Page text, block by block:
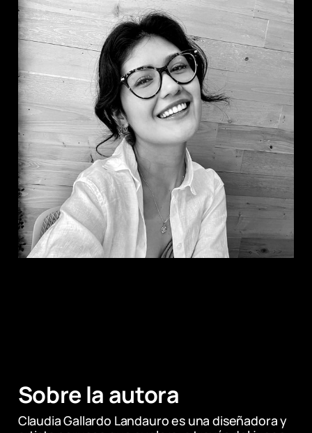
Sobre la autora
Claudia Gallardo Landauro es una diseñadora y